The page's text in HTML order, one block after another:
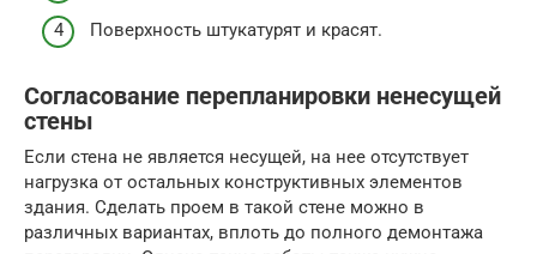
Поверхность штукатурят и красят.
Согласование перепланировки ненесущей
стены
Если стена не является несущей, на нее отсутствует
нагрузка от остальных конструктивных элементов
здания. Сделать проем в такой стене можно в
различных вариантах, вплоть до полного демонтажа